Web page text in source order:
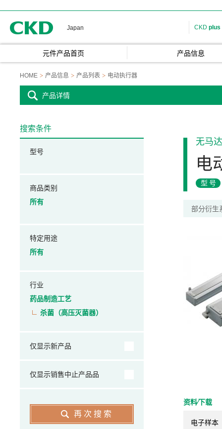
Japan CKD plus
元件产品首页 产品信息
HOME 产品信息 产品列表 电动执行器
产品详情
无马达
电
型号
部分衍生
资料⁄下载
电子样本
搜索条件
型号
商品类别
所有
特定用途
所有
行业
药品制造工艺
杀菌（高压灭菌器）
仅显示新产品
仅显示销售中止产品品
再次搜索